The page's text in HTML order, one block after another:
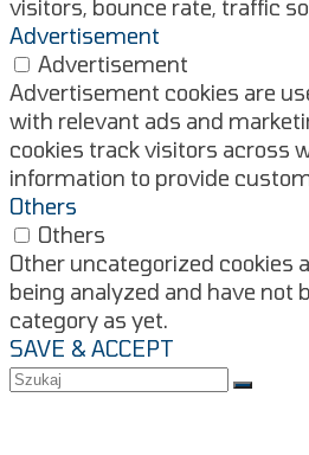
visitors, bounce rate, traffic
Advertisement
Advertisement
Advertisement cookies are
with relevant ads and
cookies track visitors across
information to provide
Others
Others
Other uncategorized cookies
being analyzed and have not
category as yet.
SAVE & ACCEPT
Szukaj